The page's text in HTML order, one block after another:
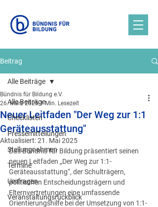
Beitrag
Alle Beiträge
Checklisten
Pressemitteilungen
Stellungnahmen
Termine
Umfragen
Veranstaltungsrückblick
Alle Beiträge
Neuer Leitfaden "Der Weg zur 1:1
Geräteausstattung"
Bündnis für Bildung e.V.
26. März 2025 1 Min. Lesezeit
Aktualisiert:21. Mai 2025
Das Bündnis für Bildung präsentiert seinen
neuen Leitfaden „Der Weg zur 1:1-
Geräteausstattung“, der Schulträgern,
politischen Entscheidungsträgern und
Elternvertretungen eine umfassende
Orientierungshilfe bei der Umsetzung von 1:1-